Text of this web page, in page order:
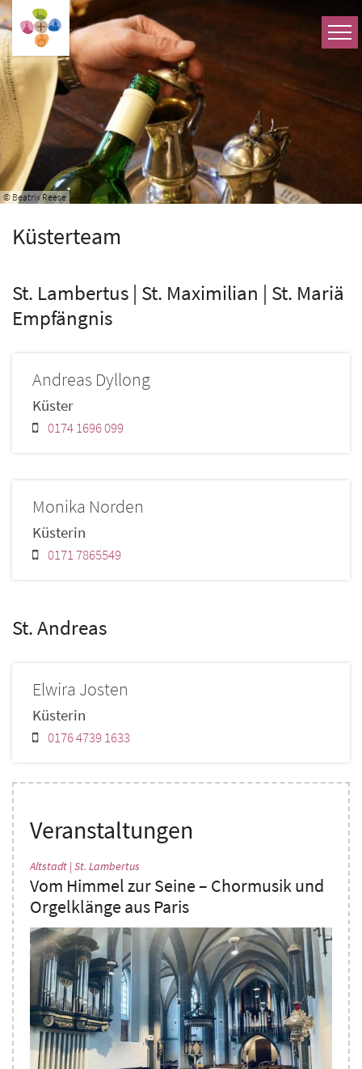
Zum Inhalt springen
© Beatrix Reese
Küsterteam
St. Lambertus | St. Maximilian | St. Mariä
Empfängnis
Andreas Dyllong
Küster
0174 1696 099
Monika Norden
Küsterin
0171 7865549
St. Andreas
Elwira Josten
Küsterin
0176 4739 1633
Veranstaltungen
Altstadt | St. Lambertus
Vom Himmel zur Seine – Chormusik und
Orgelklänge aus Paris